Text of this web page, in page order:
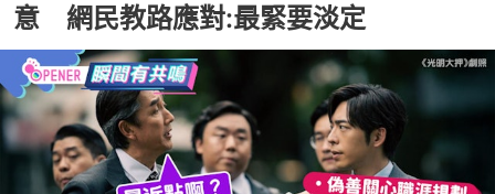
意 網民教路應對:最緊要淡定